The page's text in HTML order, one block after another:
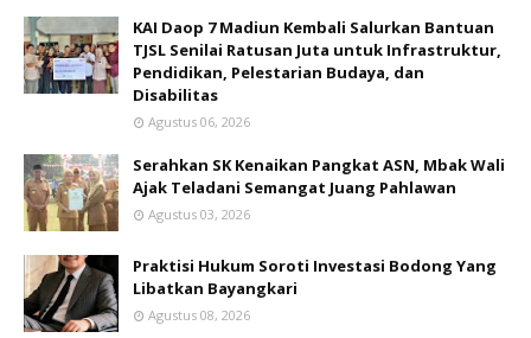
KAI Daop 7 Madiun Kembali Salurkan Bantuan
TJSL Senilai Ratusan Juta untuk Infrastruktur,
Pendidikan, Pelestarian Budaya, dan
Disabilitas
Agustus 06, 2026
Serahkan SK Kenaikan Pangkat ASN, Mbak Wali
Ajak Teladani Semangat Juang Pahlawan
Agustus 03, 2026
Praktisi Hukum Soroti Investasi Bodong Yang
Libatkan Bayangkari
Agustus 08, 2026